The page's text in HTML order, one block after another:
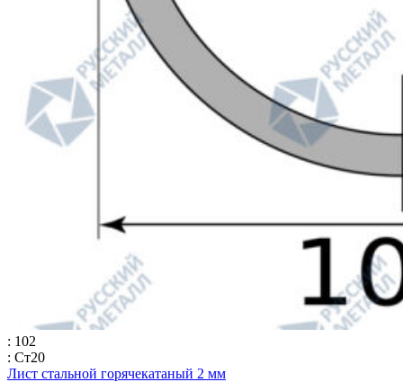
: 102
: Ст20
Лист стальной горячекатаный 2 мм